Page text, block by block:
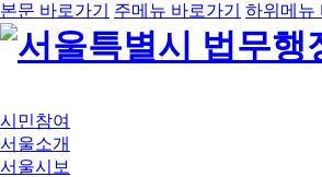
본문 바로가기 주메뉴 바로가기 하위메뉴
시민참여
서울소개
서울시보